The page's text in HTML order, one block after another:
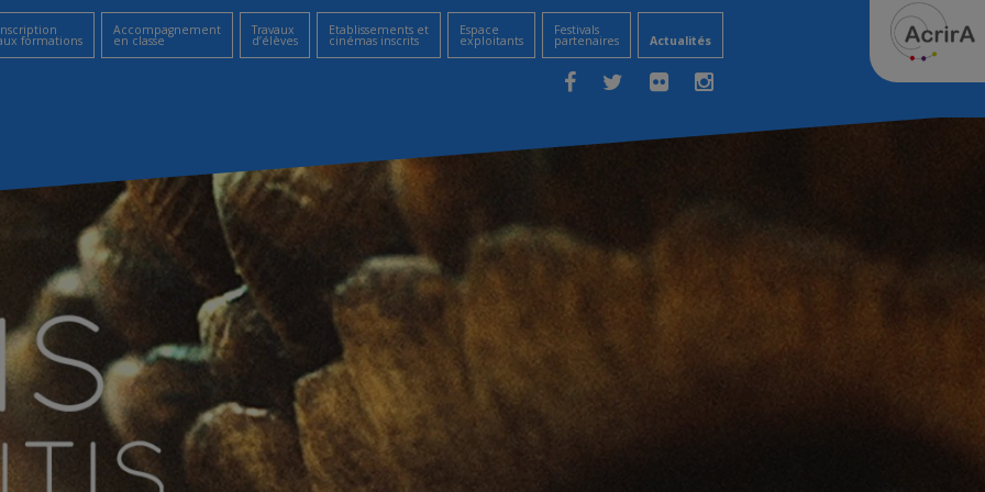
formations
Accompagnement
en classe
Travaux
d’élèves
Etablissements et
cinémas inscrits
Espace
exploitants
Festivals
partenaires Actualités